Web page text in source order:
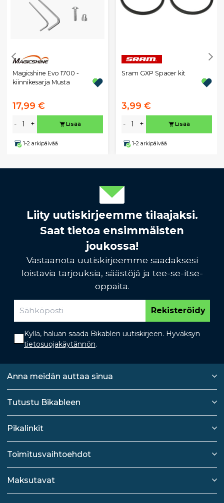
Magicshine Evo 1700 -
kiinnikesarja Musta
17,99 €
- + Lisää
1-2 arkipäivää
Sram GXP Spacer kit
3,99 €
- + Lisää
1-2 arkipäivää
Liity uutiskirjeemme tilaajaksi.
Saat tietoa ensimmäisten
joukossa!
Vastaanota uutiskirjeemme saadaksesi
loistavia tarjouksia, säästöjä ja tee-se-itse-
oppaita.
Rekisteröidy
Kyllä, haluan saada Bikablen uutiskirjeen. Hyväksyn
tietosuojakäytännön.
Anna meidän auttaa sinua
Tutustu Bikableen
Pikalinkit
Toimitusvaihtoehdot
Maksutavat